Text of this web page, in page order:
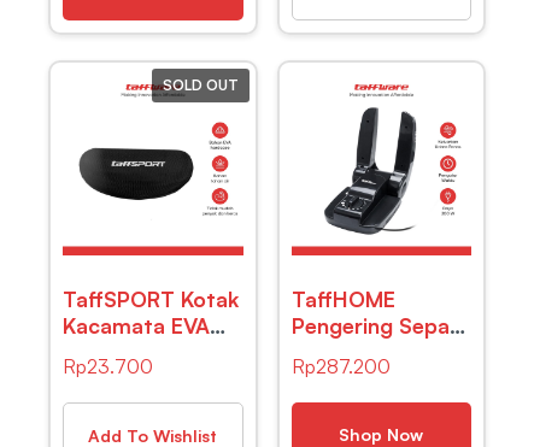
SOLD OUT
TaffSPORT Kotak
Kacamata EVA
Waterproof
Rp23.700
Add To Wishlist
TaffHOME
Pengering Sepatu
Dryer 200 W
220 V – QDL-
01051
Rp287.200
Shop Now